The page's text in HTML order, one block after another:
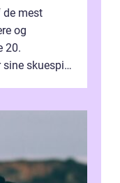
de mest
og
20.
sine skuespil.